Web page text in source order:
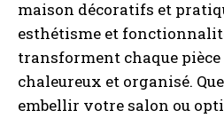
maison décoratifs et
esthétisme et
transforment chaque pièce
chaleureux et organisé.
embellir votre salon ou